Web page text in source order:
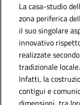
La casa-studio
zona periferica
il suo singolare
innovativo
realizzate
tradizionale locale.
Infatti, la
contigui e